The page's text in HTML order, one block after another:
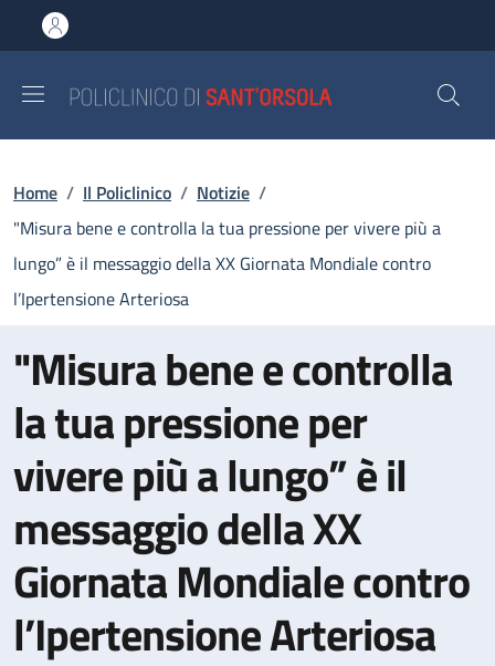
al contenuto principale
to footer content
Briciole di pane
Home / Il Policlinico / Notizie /
"Misura bene e controlla la tua pressione per vivere più a
lungo” è il messaggio della XX Giornata Mondiale contro
l’Ipertensione Arteriosa
"Misura bene e controlla
la tua pressione per
vivere più a lungo” è il
messaggio della XX
Giornata Mondiale contro
l’Ipertensione Arteriosa